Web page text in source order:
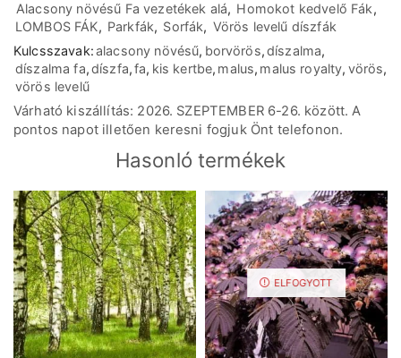
Alacsony növésű Fa vezetékek alá, Homokot kedvelő Fák,
LOMBOS FÁK, Parkfák, Sorfák, Vörös levelű díszfák
Kulcsszavak:alacsony növésű, borvörös,díszalma,
díszalma fa,díszfa,fa, kis kertbe, malus, malus royalty, vörös,
vörös levelű
Várható kiszállítás: 2026. SZEPTEMBER 6-26. között. A
pontos napot illetően keresni fogjuk Önt telefonon.
Hasonló termékek
ELFOGYOTT